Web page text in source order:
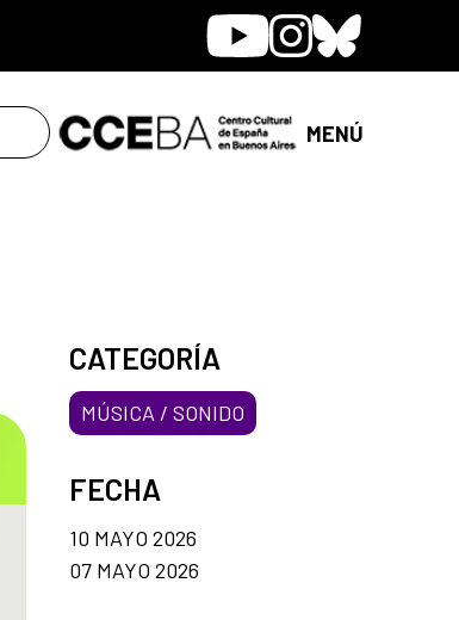
YoutubeInstagram
Bluesky
MENÚ
CATEGORÍA
MÚSICA / SONIDO
FECHA
10 MAYO 2026
07 MAYO 2026